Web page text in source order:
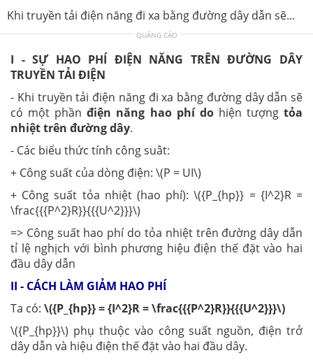
Khi truyền tải điện năng đi xa bằng đường dây dẫn sẽ...
QUẢNG CÁO
I - SỰ HAO PHÍ ĐIỆN NĂNG TRÊN ĐƯỜNG DÂY
TRUYỀN TẢI ĐIỆN
- Khi truyền tải điện năng đi xa bằng đường dây dẫn sẽ
có một phầnđiện năng hao phí dohiện tượngtỏa
nhiệt trên đường dây.
- Các biểu thức tính công suât:
+ Công suất của dòng điện: \(P = UI\)
+ Công suất tỏa nhiệt (hao phí): \({P_{hp}} = {I^2}R =
\frac{{{P^2}R}}{{{U^2}}}\)
=> Công suất hao phí do tỏa nhiệt trên đường dây dẫn
tỉ lệ nghịch với bình phương hiệu điện thế đặt vào hai
đầu dây dẫn
II - CÁCH LÀM GIẢM HAO PHÍ
Ta có: \({P_{hp}} = {I^2}R = \frac{{{P^2}R}}{{{U^2}}}\)
\({P_{hp}}\) phụ thuộc vào công suất nguồn, điện trở
dây dẫn và hiệu điện thế đặt vào hai đầu dây.